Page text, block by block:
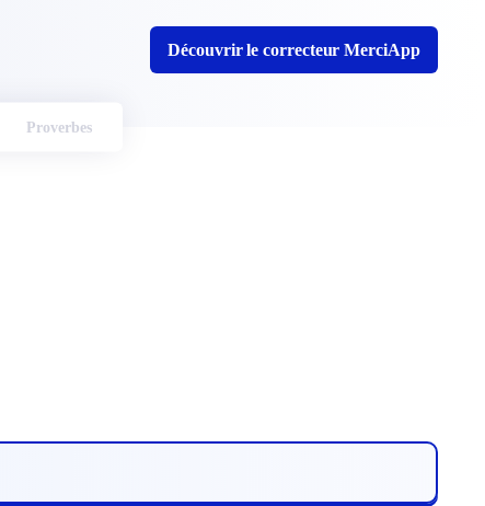
Découvrir le correcteur MerciApp
Proverbes